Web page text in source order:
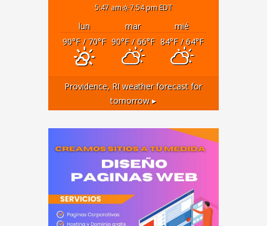
5:47 am 7:54 pm EDT
lun mar
mié
90°F/ 70°F 90°F/ 66°F 84°F/ 64°F
Providence, RI weather forecast for
tomorrow ▸